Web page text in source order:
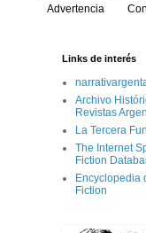
Advertencia
Links de interés
Archivo
Revistas
La Tercera
The Internet
Fiction
Encyclopedia
Fiction